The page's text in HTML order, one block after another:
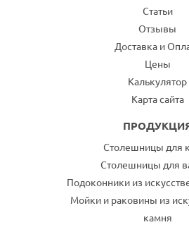
Статьи
Отзывы
Доставка и
Цены
Калькулятор
Карта сайта
Столешницы для
Столешницы для
Подоконники из
Мойки и раковины из
камня